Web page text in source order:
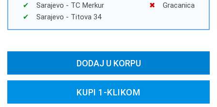
Sarajevo - TC Merkur
Sarajevo - Titova 34
Gracanica
DODAJ U KORPU
KUPI 1-KLIKOM